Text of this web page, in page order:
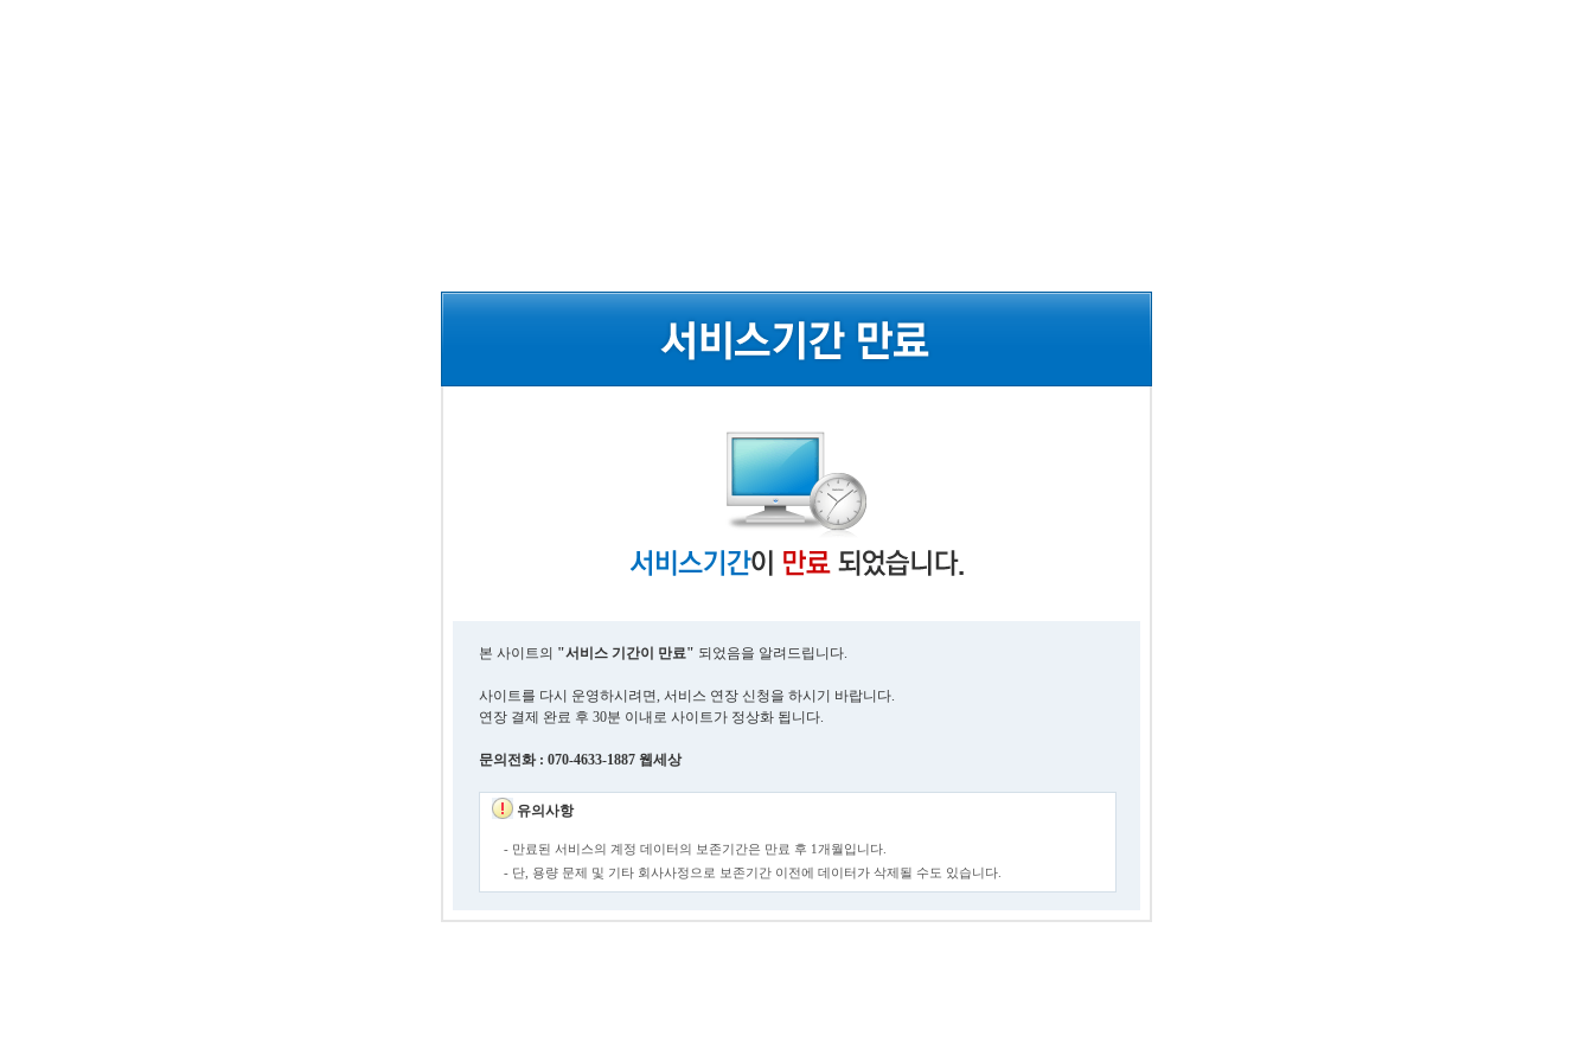
본 사이트의 "서비스 기간이 만료" 되었음을 알려드립니다.
사이트를 다시 운영하시려면, 서비스 연장 신청을 하시기 바랍니다.
연장 결제 완료 후 30분 이내로 사이트가 정상화 됩니다.
문의전화 : 070-4633-1887 웹세상
유의사항
- 만료된 서비스의 계정 데이터의 보존기간은 만료 후 1개월입니다.
- 단, 용량 문제 및 기타 회사사정으로 보존기간 이전에 데이터가 삭제될 수도 있습니다.